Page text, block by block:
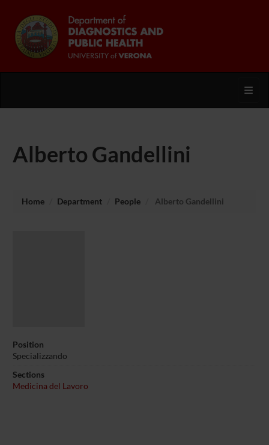
Alberto Gandellini
Home Department People Alberto Gandellini
Position
Specializzando
Sections
Medicina del Lavoro